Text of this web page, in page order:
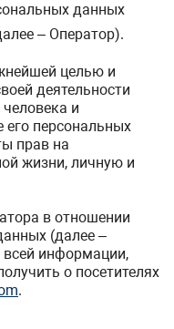
данных
– Оператор).
целью и
деятельности
и
его персональных
прав на
жизни, личную и
в отношении
(далее –
всей информации,
о посетителях
.